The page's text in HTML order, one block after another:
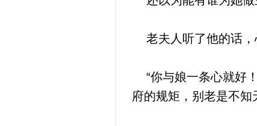
老夫人听了他的话，
“你与娘一条心就好
府的规矩，别老是不知